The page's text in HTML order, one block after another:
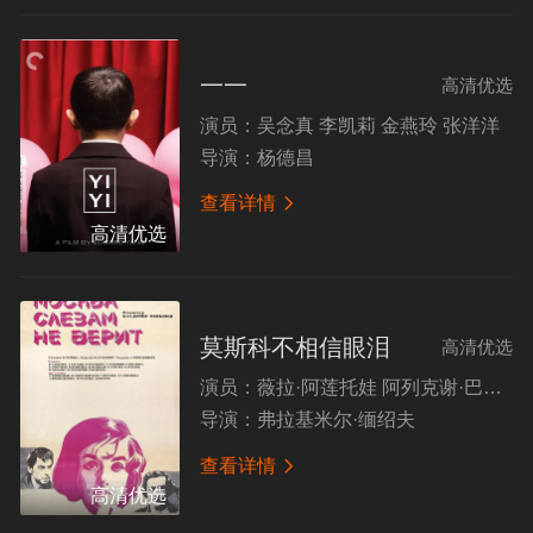
高清优选
高清优选
一一
演员： 吴念真 李凯莉 金燕玲 张洋洋
导演： 杨德昌
查看详情 
高清优选
高清优选
莫斯科不相信眼泪
演员： 薇拉·阿莲托娃 阿列克谢·巴塔洛夫 伊琳娜·穆拉维耶娃 罗莎·梁赞诺娃 格奥尔吉·尤玛托夫 Vladlen
导演： 弗拉基米尔·缅绍夫
查看详情 